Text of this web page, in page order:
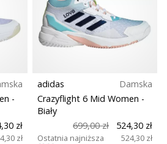
-
zł
zł
adidas
Damska
Crazyflight 6 Mid Women -
Biały
699,00 zł
524,30 zł
Ostatnia najniższa 524,30 zł